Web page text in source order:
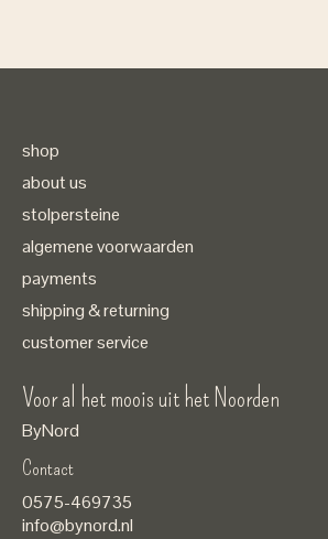
shop
about us
stolpersteine
algemene voorwaarden
payments
shipping & returning
customer service
Voor al het moois uit het Noorden
ByNord
Contact
0575-469735
info@bynord.nl